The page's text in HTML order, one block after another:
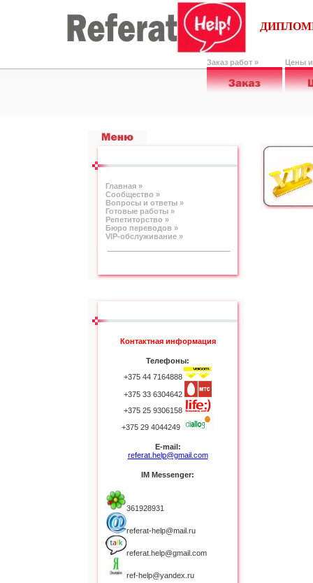
Заказ работ » Цены
Главная »
Сообщество »
Вопросы и ответы »
Готовые работы »
Репетиторство »
Бюро переводов »
VIP-обслуживание »
Контактная информация
Телефоны:
+375 44 7164888
+375 33 6304642
+375 25 9306158
+375 29 4044249
E-mail:
referat.help@gmail.com
IM Messenger:
361928931
referat-help@mail.ru
referat.help@gmail.com
ref-help@yandex.ru